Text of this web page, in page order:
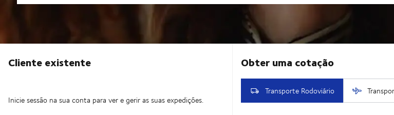
Cliente existente
Inicie sessão na sua conta para ver e gerir as suas expedições.